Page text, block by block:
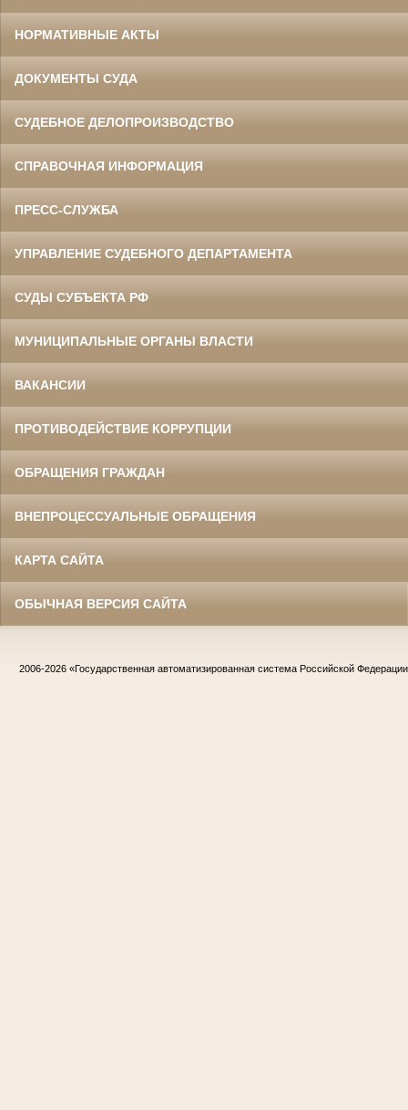
НОРМАТИВНЫЕ АКТЫ
ДОКУМЕНТЫ СУДА
СУДЕБНОЕ ДЕЛОПРОИЗВОДСТВО
СПРАВОЧНАЯ ИНФОРМАЦИЯ
ПРЕСС-СЛУЖБА
УПРАВЛЕНИЕ СУДЕБНОГО ДЕПАРТАМЕНТА
СУДЫ СУБЪЕКТА РФ
МУНИЦИПАЛЬНЫЕ ОРГАНЫ ВЛАСТИ
ВАКАНСИИ
ПРОТИВОДЕЙСТВИЕ КОРРУПЦИИ
ОБРАЩЕНИЯ ГРАЖДАН
ВНЕПРОЦЕССУАЛЬНЫЕ ОБРАЩЕНИЯ
КАРТА САЙТА
ОБЫЧНАЯ ВЕРСИЯ САЙТА
2006-2026 «Государственная автоматизированная система Российской